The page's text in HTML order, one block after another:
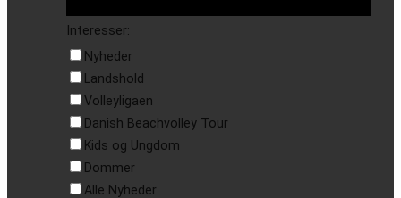
Interesser:
Nyheder
Landshold
Volleyligaen
Danish Beachvolley Tour
Kids og Ungdom
Dommer
Alle Nyheder